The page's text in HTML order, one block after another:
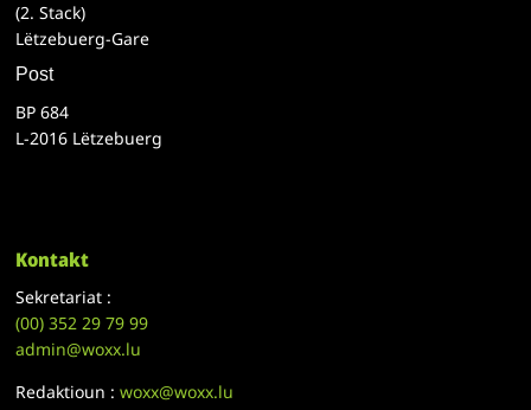
(2. Stack)
Lëtzebuerg-Gare
Post
BP 684
L-2016 Lëtzebuerg
Kontakt
Sekretariat :
(00)352 29 79 99
admin@woxx.lu
Redaktioun :woxx@woxx.lu